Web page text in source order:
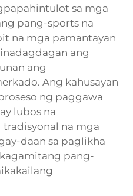
sa mga
pang-sports na
na mga pamantayan
ang
ang
Ang kahusayan
ng paggawa
lubos na
tradisyonal na mga
daan sa paglikha
pang-